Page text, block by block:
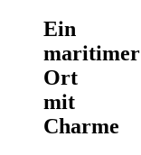
Ein
maritimer
Ort
mit
Charme